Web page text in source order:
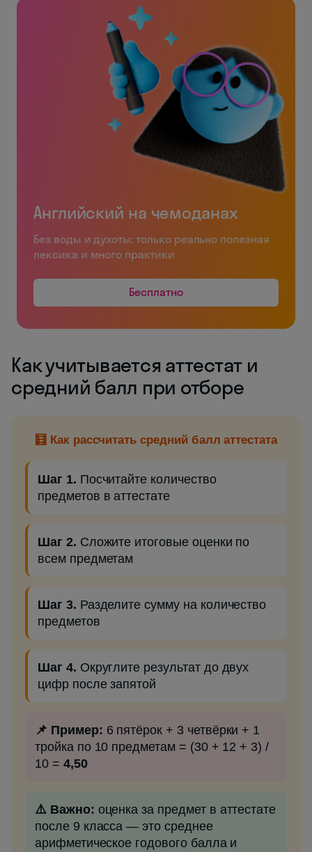
Английский на чемоданах
Без воды и духоты: только реально полезная
лексика и много практики
Бесплатно
Как учитывается аттестат и
средний балл при отборе
🧮 Как рассчитать средний балл аттестата
Шаг 1. Посчитайте количество
предметов в аттестате
Шаг 2. Сложите итоговые оценки по
всем предметам
Шаг 3. Разделите сумму на количество
предметов
Шаг 4. Округлите результат до двух
цифр после запятой
📌 Пример: 6 пятёрок + 3 четвёрки + 1
тройка по 10 предметам = (30 + 12 + 3) /
10 = 4,50
⚠️ Важно: оценка за предмет в аттестате
после 9 класса — это среднее
арифметическое годового балла и